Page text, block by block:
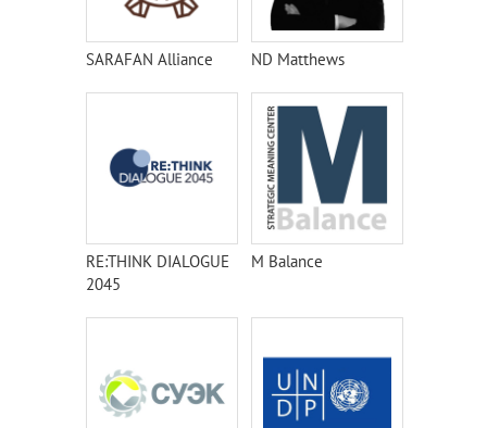
SARAFAN Alliance ND Matthews
RE:THINK DIALOGUE
2045
M Balance